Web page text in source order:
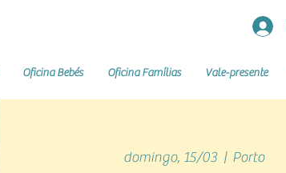
Oficina Bebés Oficina Famílias Vale-presente
domingo, 15/03
  |
Porto